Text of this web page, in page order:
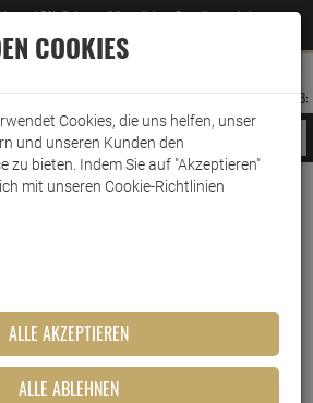
und 5% Rabatt auf Ihre nächste Bestellung erhalten
–Zum Newsletter
ANMELDEN
AUFKLAPPEN
MERKZETTEL
WARENKORB:
BEWERTUNG SCHREIBEN
COOKIES
Cookies, die uns helfen, unser
und unseren Kunden den
zu bieten. Indem Sie auf "Akzeptieren"
mit unseren Cookie-Richtlinien
ALLE AKZEPTIEREN
ALLE ABLEHNEN